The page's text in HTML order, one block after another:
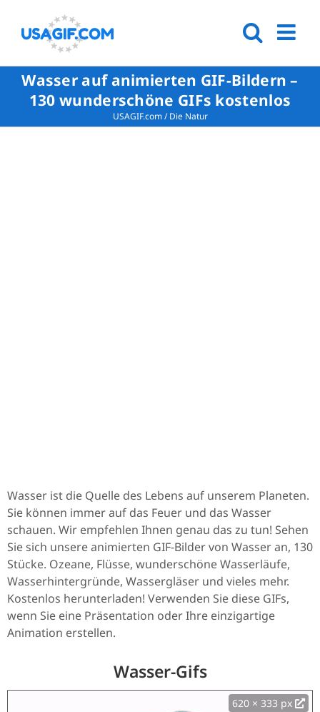
Wasser auf animierten GIF-Bildern –
130 wunderschöne GIFs kostenlos
USAGIF.com/Die Natur
Wasser ist die Quelle des Lebens auf unserem Planeten.
Sie können immer auf das Feuer und das Wasser
schauen. Wir empfehlen Ihnen genau das zu tun! Sehen
Sie sich unsere animierten GIF-Bilder von Wasser an, 130
Stücke. Ozeane, Flüsse, wunderschöne Wasserläufe,
Wasserhintergründe, Wassergläser und vieles mehr.
Kostenlos herunterladen! Verwenden Sie diese GIFs,
wenn Sie eine Präsentation oder Ihre einzigartige
Animation erstellen.
Wasser-Gifs
620 × 333 px